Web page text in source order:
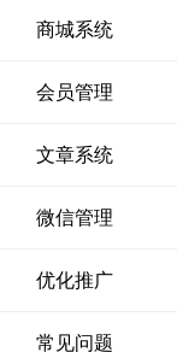
商城系统
会员管理
文章系统
微信管理
优化推广
常见问题